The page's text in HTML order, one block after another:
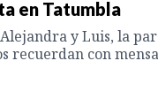
en Tatumbla
y Luis, la
recuerdan con